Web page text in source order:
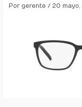
Por gerente/20